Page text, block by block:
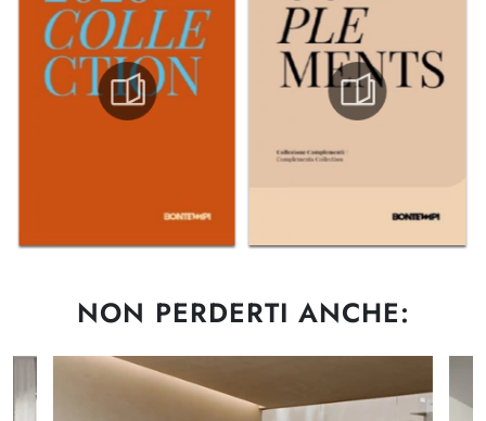
NON PERDERTI ANCHE: